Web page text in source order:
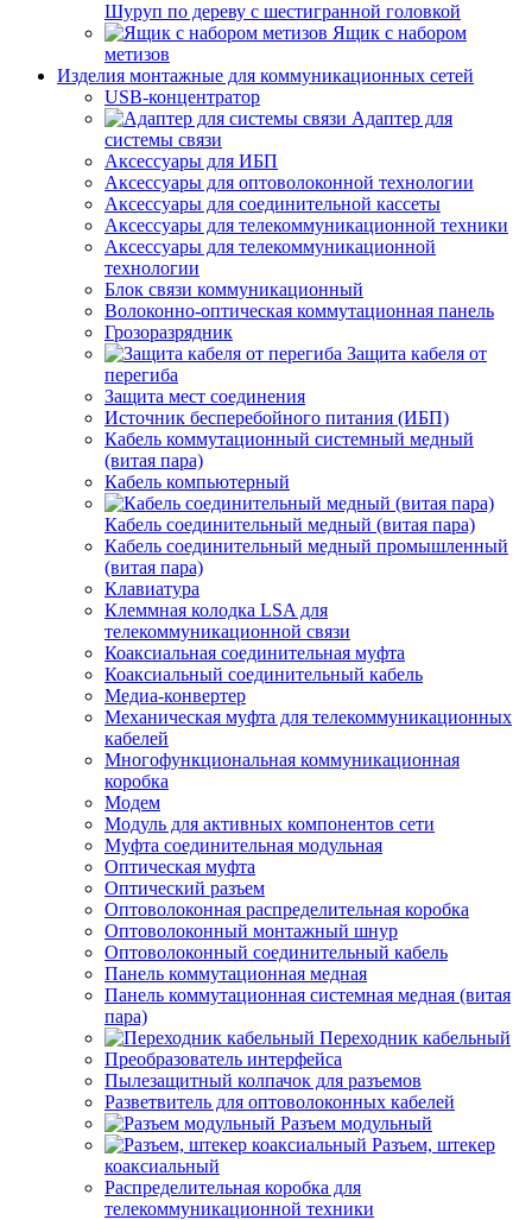
Шуруп по дереву с шестигранной головкой
Ящик с набором
метизов
Изделия монтажные для коммуникационных сетей
USB-концентратор
Адаптер для
системы связи
Аксессуары для ИБП
Аксессуары для оптоволоконной технологии
Аксессуары для соединительной кассеты
Аксессуары для телекоммуникационной техники
Аксессуары для телекоммуникационной
технологии
Блок связи коммуникационный
Волоконно-оптическая коммутационная панель
Грозоразрядник
Защита кабеля от
перегиба
Защита мест соединения
Источник бесперебойного питания (ИБП)
Кабель коммутационный системный медный
(витая пара)
Кабель компьютерный
Кабель соединительный медный (витая пара)
Кабель соединительный медный промышленный
(витая пара)
Клавиатура
Клеммная колодка LSA для
телекоммуникационной связи
Коаксиальная соединительная муфта
Коаксиальный соединительный кабель
Медиа-конвертер
Механическая муфта для телекоммуникационных
кабелей
Многофункциональная коммуникационная
коробка
Модем
Модуль для активных компонентов сети
Муфта соединительная модульная
Оптическая муфта
Оптический разъем
Оптоволоконная распределительная коробка
Оптоволоконный монтажный шнур
Оптоволоконный соединительный кабель
Панель коммутационная медная
Панель коммутационная системная медная (витая
пара)
Переходник кабельный
Преобразователь интерфейса
Пылезащитный колпачок для разъемов
Разветвитель для оптоволоконных кабелей
Разъем модульный
Разъем, штекер
коаксиальный
Распределительная коробка для
телекоммуникационной техники